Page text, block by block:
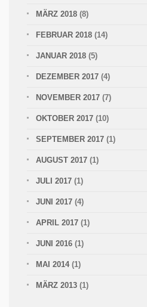
MÄRZ 2018 (8)
FEBRUAR 2018 (14)
JANUAR 2018 (5)
DEZEMBER 2017 (4)
NOVEMBER 2017 (7)
OKTOBER 2017 (10)
SEPTEMBER 2017 (1)
AUGUST 2017 (1)
JULI 2017 (1)
JUNI 2017 (4)
APRIL 2017 (1)
JUNI 2016 (1)
MAI 2014 (1)
MÄRZ 2013 (1)